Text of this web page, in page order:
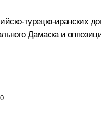
турецко-иранских
Дамаска и